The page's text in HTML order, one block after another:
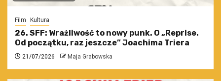
Film Kultura
26. SFF: Wrażliwość to nowy punk. O „Reprise.
Od początku, raz jeszcze” Joachima Triera
21/07/2026 Maja Grabowska